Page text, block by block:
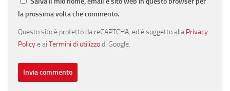
la prossima volta che commento.
Questo sito è protetto da reCAPTCHA, ed è soggetto alla Privacy
Policye ai Termini di utilizzodi Google.